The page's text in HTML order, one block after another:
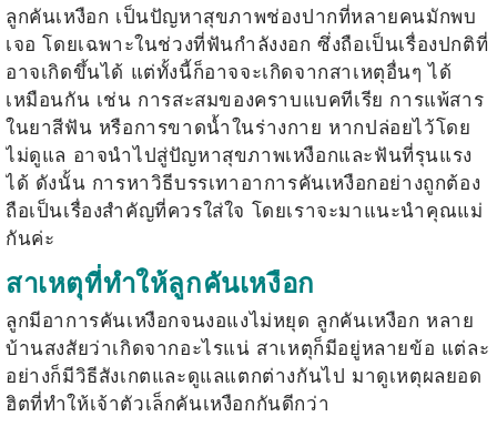
ลูกคันเหงือก เป็นปัญหาสุขภาพช่องปากที่หลายคนมักพบ
เจอ โดยเฉพาะในช่วงที่ฟันกำลังงอก ซึ่งถือเป็นเรื่องปกติที่
อาจเกิดขึ้นได้ แต่ทั้งนี้ก็อาจจะเกิดจากสาเหตุอื่นๆ ได้
เหมือนกัน เช่น การสะสมของคราบแบคทีเรีย การแพ้สาร
ในยาสีฟัน หรือการขาดน้ำในร่างกาย หากปล่อยไว้โดย
ไม่ดูแล อาจนำไปสู่ปัญหาสุขภาพเหงือกและฟันที่รุนแรง
ได้ ดังนั้น การหาวิธีบรรเทาอาการคันเหงือกอย่างถูกต้อง
ถือเป็นเรื่องสำคัญที่ควรใส่ใจ โดยเราจะมาแนะนำคุณแม่
กันค่ะ
สาเหตุที่ทำให้ลูกคันเหงือก
ลูกมีอาการคันเหงือกจนงอแงไม่หยุด ลูกคันเหงือก หลาย
บ้านสงสัยว่าเกิดจากอะไรแน่ สาเหตุก็มีอยู่หลายข้อ แต่ละ
อย่างก็มีวิธีสังเกตและดูแลแตกต่างกันไป มาดูเหตุผลยอด
ฮิตที่ทำให้เจ้าตัวเล็กคันเหงือกกันดีกว่า